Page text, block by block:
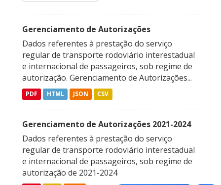
Gerenciamento de Autorizações
Dados referentes à prestação do serviço
regular de transporte rodoviário interestadual
e internacional de passageiros, sob regime de
autorização. Gerenciamento de Autorizações...
PDF HTML JSON CSV
Gerenciamento de Autorizações 2021-2024
Dados referentes à prestação do serviço
regular de transporte rodoviário interestadual
e internacional de passageiros, sob regime de
autorização de 2021-2024